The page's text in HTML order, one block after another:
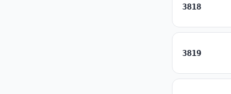
3818
3819